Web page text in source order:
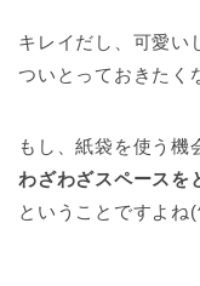
キレイだし、可愛い
ついとっておきたく
もし、紙袋を使う機
わざわざスペースを
ということですよね